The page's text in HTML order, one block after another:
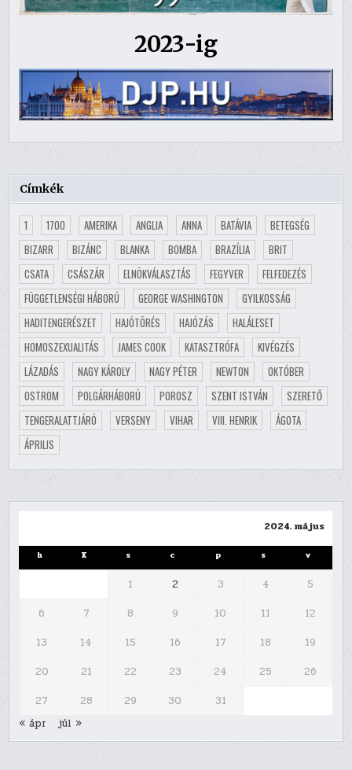
2023-ig
Címkék
1 1700 AMERIKA ANGLIA ANNA BATÁVIA
BETEGSÉG
BIZARR
BIZÁNC BLANKA BOMBA BRAZÍLIA
BRIT
CSATA
CSÁSZÁR ELNÖKVÁLASZTÁS FEGYVER
FELFEDEZÉS
FÜGGETLENSÉGI HÁBORÚ
GEORGE WASHINGTON
GYILKOSSÁG
HADITENGERÉSZET
HAJÓTÖRÉS HAJÓZÁS
HALÁLESET
HOMOSZEXUALITÁS
JAMES COOK KATASZTRÓFA
KIVÉGZÉS
LÁZADÁS
NAGY KÁROLY NAGY PÉTER NEWTON
OKTÓBER
OSTROM
POLGÁRHÁBORÚ POROSZ SZENT ISTVÁN
SZERETŐ
TENGERALATTJÁRÓ
VERSENY VIHAR VIII. HENRIK
ÁGOTA
ÁPRILIS
2024. május
h K s c p s v
1 2 3 4
5
6
7 8 9 10 11
12
13
14 15 16 17 18
19
20
21 22 23 24 25
26
27
28 29 30
31
« ápr
júl »